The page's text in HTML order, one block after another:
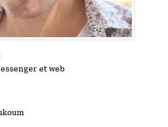
et web